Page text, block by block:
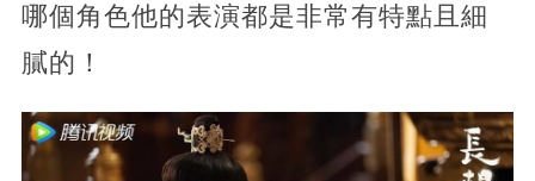
哪個角色他的表演都是非常有特點且細
膩的！